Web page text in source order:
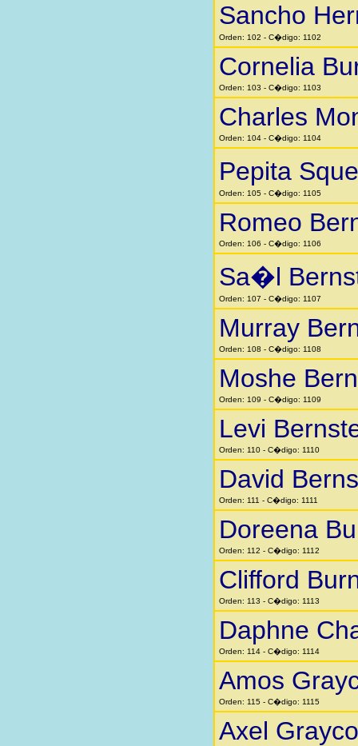
Sancho
Orden: 102 - C�digo: 1102
Cornelia
Orden: 103 - C�digo: 1103
Charles
Orden: 104 - C�digo: 1104
Pepita
Orden: 105 - C�digo: 1105
Romeo
Orden: 106 - C�digo: 1106
Sa�l
Orden: 107 - C�digo: 1107
Murray
Orden: 108 - C�digo: 1108
Moshe
Orden: 109 - C�digo: 1109
Levi
Orden: 110 - C�digo: 1110
David
Orden: 111 - C�digo: 1111
Doreena
Orden: 112 - C�digo: 1112
Clifford
Orden: 113 - C�digo: 1113
Daphne
Orden: 114 - C�digo: 1114
Amos
Orden: 115 - C�digo: 1115
Axel